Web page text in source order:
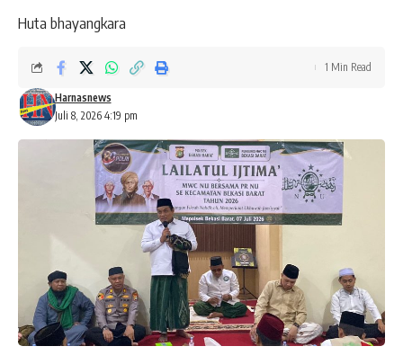
Huta bhayangkara
Juli 8, 2026 4:19 pm
Harnasnews
1 Min Read